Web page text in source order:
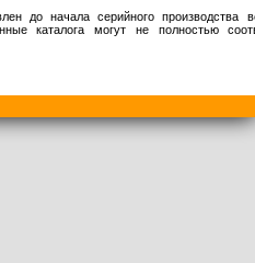
до начала серийного производства
каталога могут не полностью